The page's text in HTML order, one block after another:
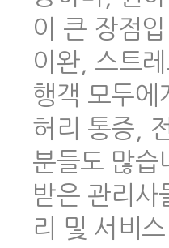
이 큰 장점
이완, 스트
행객 모두에
허리 통증,
분들도 많
받은 관리사
리 및 서비